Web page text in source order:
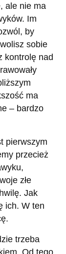
ale nie ma
Im
by
sobie
kontrolę nad
ma
– bardzo
pierwszym
przecież
złe
Jak
ich. W ten
trzeba
Od tego